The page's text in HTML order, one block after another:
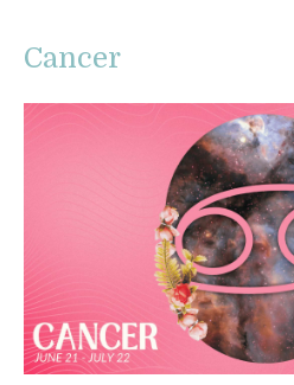
Cancer